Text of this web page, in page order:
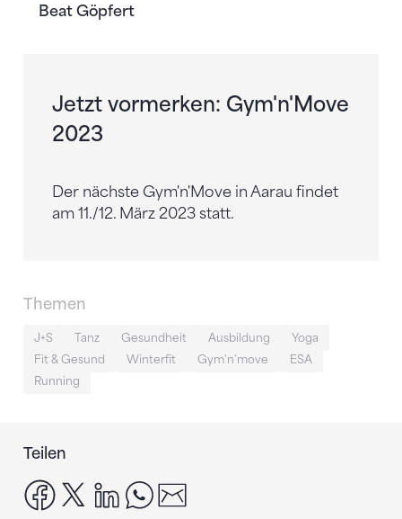
Beat Göpfert
Jetzt vormerken: Gym'n'Move
2023
Der nächste Gym'n'Move in Aarau findet
am 11./12. März 2023 statt.
Themen
J+S Tanz Gesundheit Ausbildung
Yoga
Fit & Gesund
Winterfit Gym'n'move
ESA
Running
Teilen
facebook
x linkedinwhatsapp